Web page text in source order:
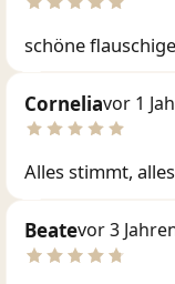
schöne
Corneliavor 1
Alles stimmt,
Beatevor 3